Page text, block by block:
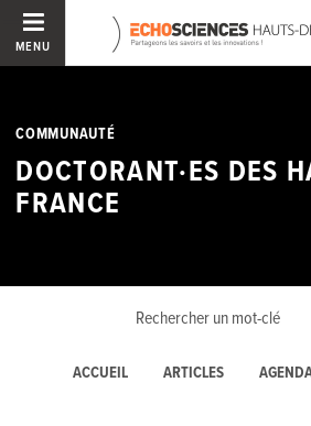
MENU
COMMUNAUTÉ
DOCTORANT·ES DES
FRANCE
ACCUEIL ARTICLES